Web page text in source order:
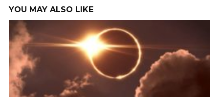
YOU MAY ALSO LIKE